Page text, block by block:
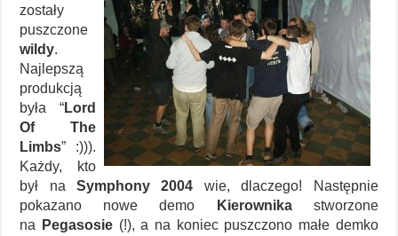
zostały
puszczone
wildy.
Najlepszą
produkcją
była “Lord
Of The
Limbs” :))).
Każdy, kto
był naSymphony 2004 wie, dlaczego! Następnie
pokazano nowe demo
Kierownikastworzone
na Pegasosie(!), a na koniec puszczono małe demko